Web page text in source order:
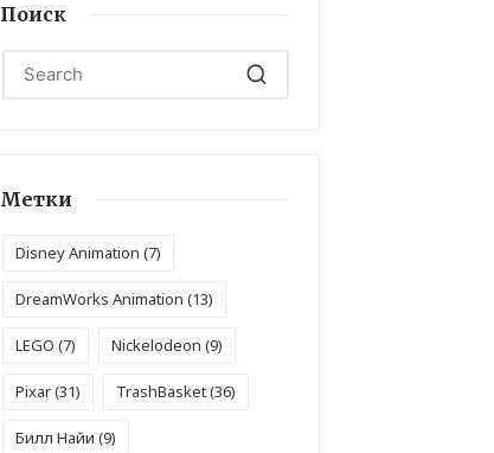
Поиск
Метки
Disney Animation (7)
DreamWorks Animation (13)
LEGO (7) Nickelodeon (9)
Pixar(31) TrashBasket(36)
Билл Найи (9)